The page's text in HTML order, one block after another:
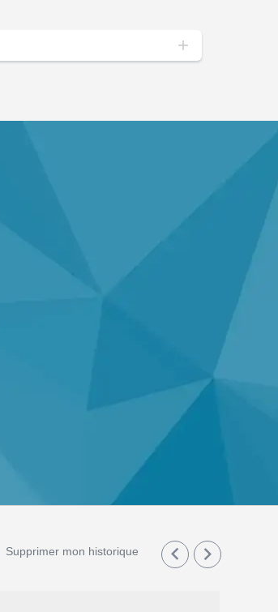
Supprimer mon historique  